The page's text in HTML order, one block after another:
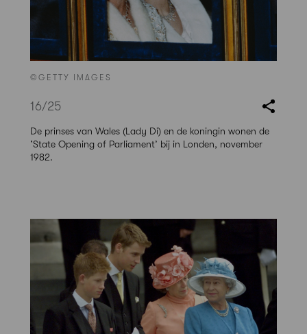
©GETTY IMAGES
16/25
De prinses van Wales (Lady Di) en de koningin wonen de
‘State Opening of Parliament’ bij in Londen, november
1982.